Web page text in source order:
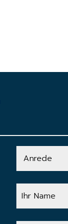
Anrede
Ihr
Name